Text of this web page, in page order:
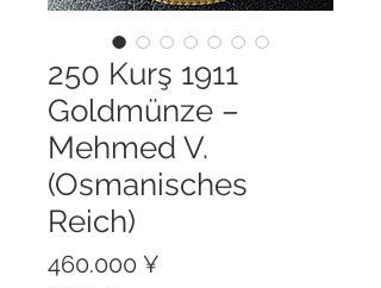
250 Kurş 1911
Goldmünze –
Mehmed V.
(Osmanisches
Reich)
460.000 ¥